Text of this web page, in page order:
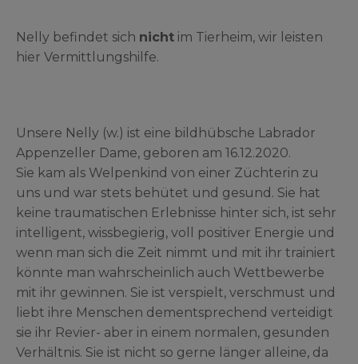
Nelly befindet sich nicht im Tierheim, wir leisten
hier Vermittlungshilfe.
Unsere Nelly (w.) ist eine bildhübsche Labrador
Appenzeller Dame, geboren am 16.12.2020.
Sie kam als Welpenkind von einer Züchterin zu
uns und war stets behütet und gesund. Sie hat
keine traumatischen Erlebnisse hinter sich, ist sehr
intelligent, wissbegierig, voll positiver Energie und
wenn man sich die Zeit nimmt und mit ihr trainiert
könnte man wahrscheinlich auch Wettbewerbe
mit ihr gewinnen. Sie ist verspielt, verschmust und
liebt ihre Menschen dementsprechend verteidigt
sie ihr Revier- aber in einem normalen, gesunden
Verhältnis. Sie ist nicht so gerne länger alleine, da